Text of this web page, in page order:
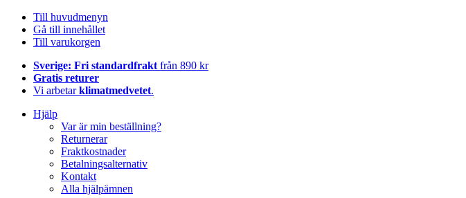
Till huvudmenyn
Gå till innehållet
Till varukorgen
Sverige: Fri standardfrakt från 890 kr
Gratis returer
Vi arbetarklimatmedvetet.
Hjälp
Var är min beställning?
Returnerar
Fraktkostnader
Betalningsalternativ
Kontakt
Alla hjälpämnen